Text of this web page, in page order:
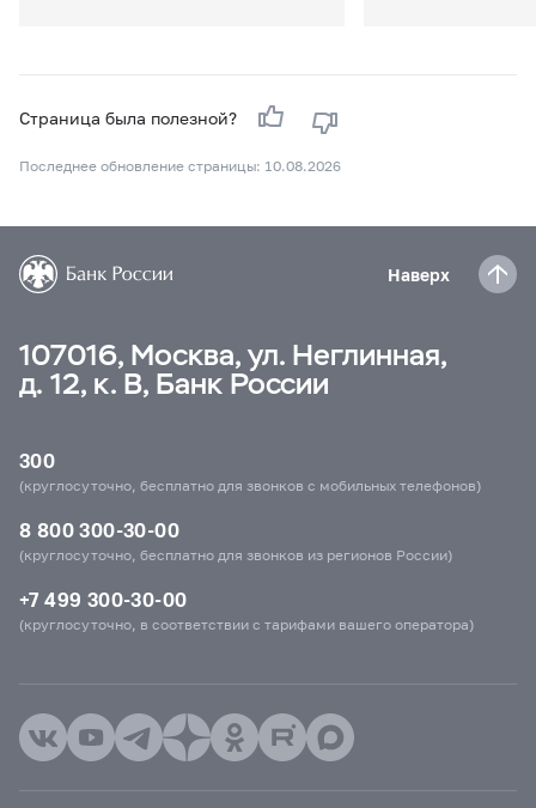
Страница была полезной?
Последнее обновление страницы: 10.08.2026
Наверх
107016, Москва, ул. Неглинная,
д. 12, к. В, Банк России
300
(круглосуточно, бесплатно для звонков с мобильных телефонов)
8 800 300-30-00
(круглосуточно, бесплатно для звонков из регионов России)
+7 499 300-30-00
(круглосуточно, в соответствии с тарифами вашего оператора)